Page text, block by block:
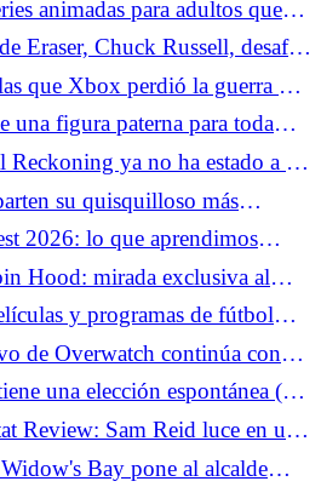
animadas para adultos que
hayas visto
Eraser, Chuck Russell, desafió
que Xbox perdió la guerra de
una figura paterna para toda
del género
Reckoning ya no ha estado a la
su quisquilloso más
2026: lo que aprendimos
Veronica
Hood: mirada exclusiva al
de una leyenda de Hugh
y programas de fútbol
para la Copa Mundial
de Overwatch continúa con
de personajes del juego
una elección espontánea (y
James Bond
Review: Sam Reid luce en una
"Entrevista" Capítulo
Bay pone al alcalde